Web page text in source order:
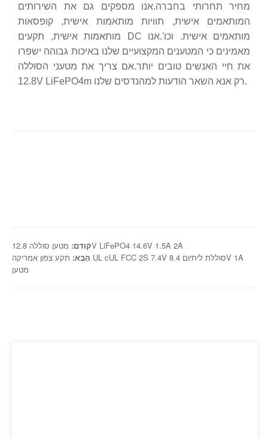
מחיר תחרותי בחברה.אנו מספקים גם את השירותים
המותאמים אישית, תוויות מותאמות אישית, קופסאות
מותאמות אישית, תקעים DC מותאמים אישית. וכו'.אנו
מאמינים כי המטענים המקצועיים שלנו באיכות גבוהה ישפרו
את חיי האנשים טובים יותר.אם צריך את מטעני הסוללה
12.8V LiFePO4m רק אנא השאר הודעות למהנדסים שלנו.
קודם:מטען סוללה 12.8V LiFePO4 14.6V 1.5A 2A
הַבָּא: תקע צפון אמריקה UL cUL FCC 2S 7.4V סוללת ליתיום 8.4V 1A
מטען